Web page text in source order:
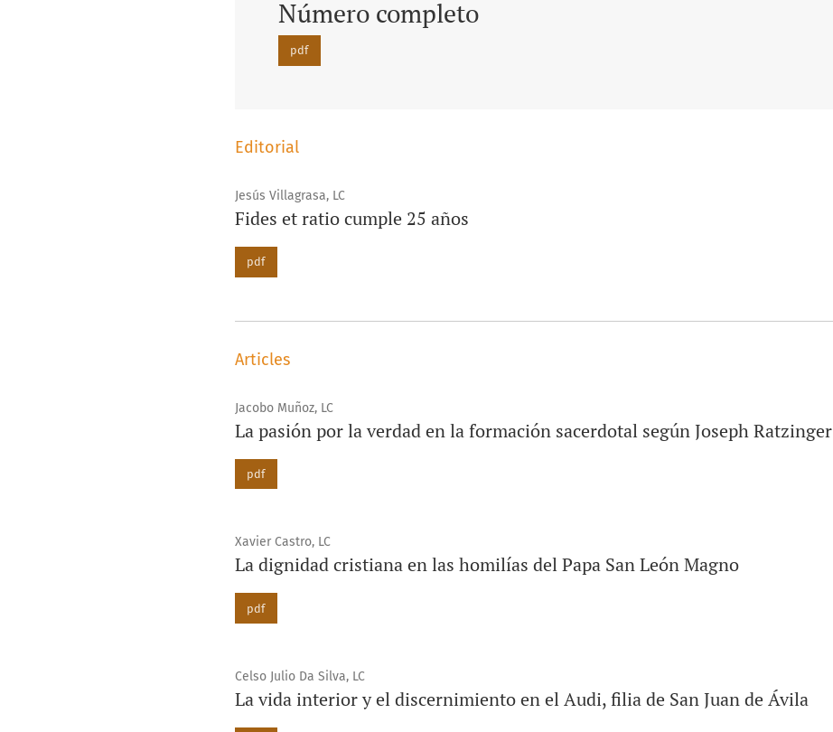
Número completo
pdf
Editorial
Jesús Villagrasa, LC
Fides et ratio cumple 25 años
pdf
Articles
Jacobo Muñoz, LC
La pasión por la verdad en la formación sacerdotal según Joseph Ratzinger
pdf
Xavier Castro, LC
La dignidad cristiana en las homilías del Papa San León Magno
pdf
Celso Julio Da Silva, LC
La vida interior y el discernimiento en el Audi, filia de San Juan de Ávila